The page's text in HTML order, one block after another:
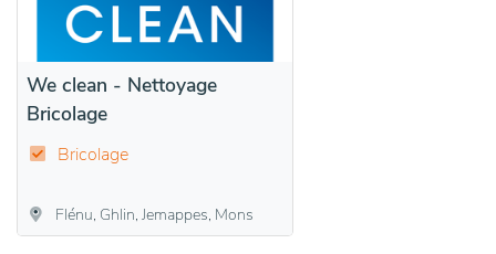
We clean - Nettoyage
Bricolage
Bricolage
Flénu, Ghlin, Jemappes, Mons